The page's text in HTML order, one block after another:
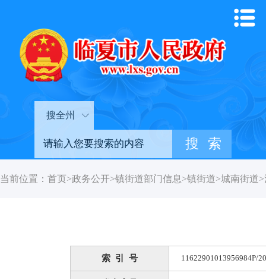
搜全州
当前位置： 首页>政务公开>镇街道部门信息>镇街道>城南街道>
索 引 号 11622901013956984P/